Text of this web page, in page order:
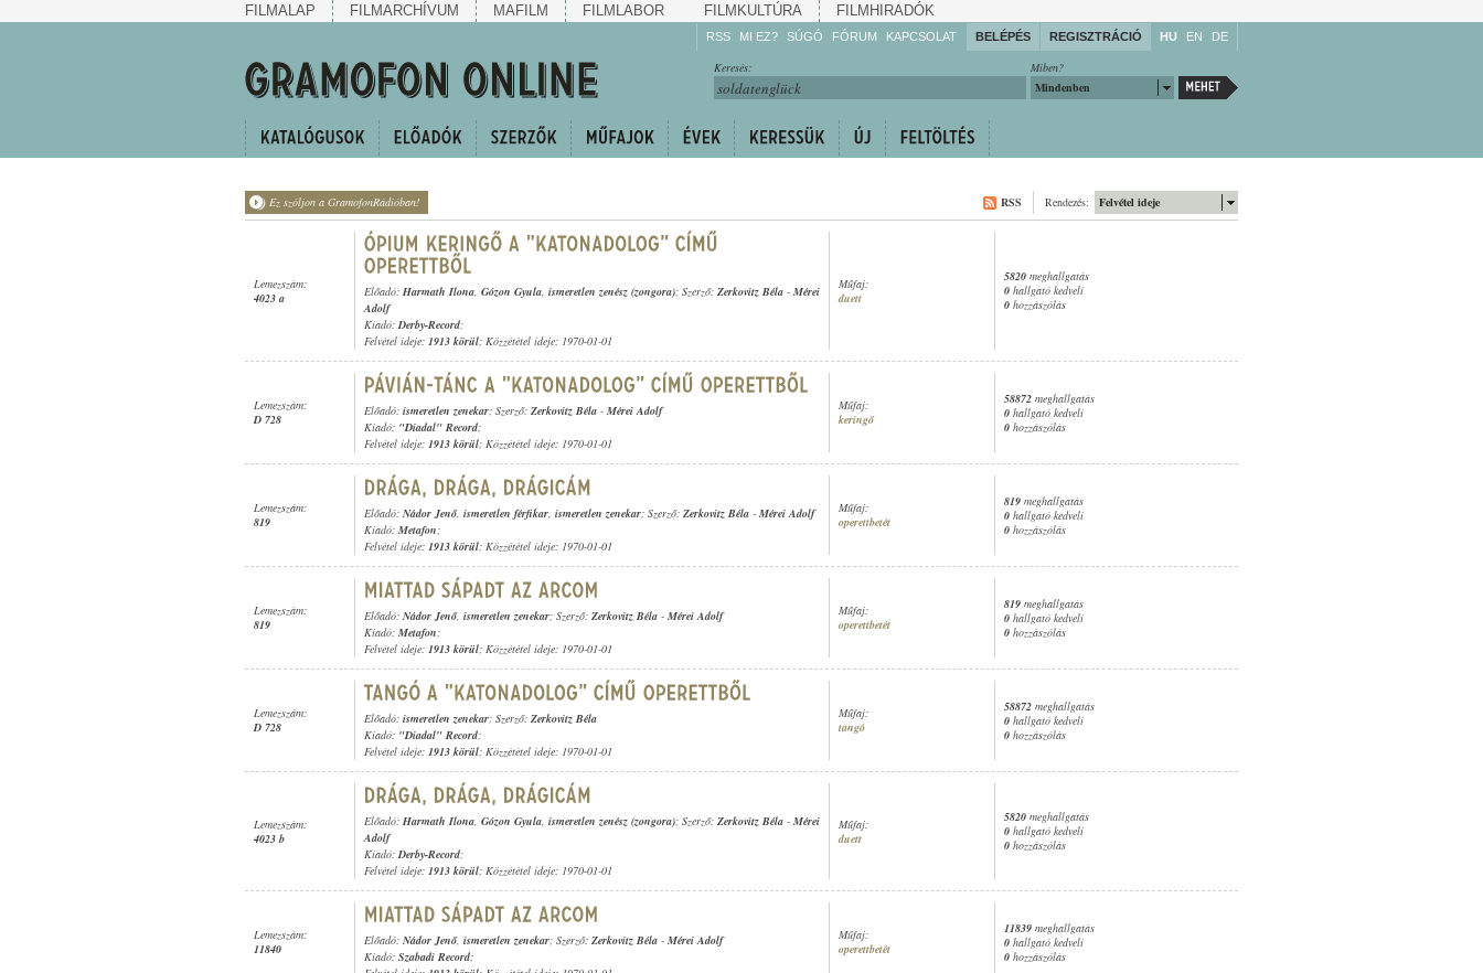
FILMALAP FILMARCHÍVUM MAFILM FILMLABOR FILMKULTÚRA FILMHIRADÓK
RSS MI EZ? SÚGÓ
Gyarapítsa!
Kövesse!
FÓRUM KAPCSOLAT BELÉPÉS REGISZTRÁCIÓ HU EN DE
Miben?
Mindenben
Keresés:
Ez szóljon a GramofonRádióban! Felvétel ideje
Rendezés:
RSS
Lemezszám:
4023 a
Előadó: Harmath Ilona, Gózon Gyula, ismeretlen zenész (zongora); Szerző: Zerkovitz Béla - Mérei
Adolf
Kiadó:Derby-Record;
Felvétel ideje: 1913 körül; Közzététel ideje: 1970-01-01
Műfaj:
duett
5820 meghallgatás
0 hallgató kedveli
0 hozzászólás
Lemezszám:
D 728
Előadó: ismeretlen zenekar; Szerző: Zerkovitz Béla - Mérei Adolf
Kiadó: "Diadal" Record;
Felvétel ideje: 1913 körül; Közzététel ideje: 1970-01-01
Műfaj:
keringő
58872 meghallgatás
0 hallgató kedveli
0 hozzászólás
Lemezszám:
819
Előadó: Nádor Jenő, ismeretlen férfikar, ismeretlen zenekar; Szerző: Zerkovitz Béla - Mérei Adolf
Kiadó: Metafon;
Felvétel ideje: 1913 körül; Közzététel ideje: 1970-01-01
Műfaj:
operettbetét
819 meghallgatás
0 hallgató kedveli
0 hozzászólás
Lemezszám:
819
Előadó: Nádor Jenő, ismeretlen zenekar; Szerző: Zerkovitz Béla - Mérei Adolf
Kiadó: Metafon;
Felvétel ideje: 1913 körül; Közzététel ideje: 1970-01-01
Műfaj:
operettbetét
819 meghallgatás
0 hallgató kedveli
0 hozzászólás
Lemezszám:
D 728
Előadó: ismeretlen zenekar; Szerző: Zerkovitz Béla
Kiadó: "Diadal" Record;
Felvétel ideje: 1913 körül; Közzététel ideje: 1970-01-01
Műfaj:
tangó
58872 meghallgatás
0 hallgató kedveli
0 hozzászólás
Lemezszám:
4023 b
Előadó: Harmath Ilona, Gózon Gyula, ismeretlen zenész (zongora); Szerző: Zerkovitz Béla - Mérei
Adolf
Kiadó:Derby-Record;
Felvétel ideje: 1913 körül; Közzététel ideje: 1970-01-01
Műfaj:
duett
5820 meghallgatás
0 hallgató kedveli
0 hozzászólás
Lemezszám:
11840
Előadó: Nádor Jenő, ismeretlen zenekar; Szerző: Zerkovitz Béla - Mérei Adolf
Kiadó: Szabadi Record;
Műfaj:
operettbetét
11839 meghallgatás
0 hallgató kedveli
0 hozzászólás